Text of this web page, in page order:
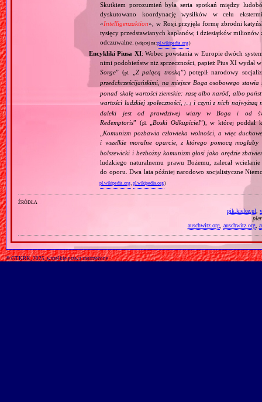
Skutkiem porozumień była seria spotkań między
dyskutowano koordynację wysiłków w celu
«Intelligenzaktion», w Rosji przyjęła formę zbrodni
tysięcy przedstawianych kapłanów, i dziesiątków
odczuwalne. (więcej na:pl.wikipedia.org)
Encykliki Piusa XI: Wobec powstania w Europie dwóch
nimi podobieństw niż sprzeczności, papież Pius XI
Sorge” (pl. Z palącą troską”) potępił narodowy
przedchrześcijańskimi, na miejsce Boga osobowego
ponad skalę wartości ziemskie: rasę albo naród, albo
wartości ludzkiej społeczności,[…] i czyni z nich najwyższą
daleki jest od prawdziwej wiary w Boga i od
Redemptoris” (pl. Boski Odkupiciel”), w której poddał
Komunizm pozbawia człowieka wolności, a więc
i wszelkie moralne oparcie, z którego pomocą
bolszewicki i bezbożny komunizm głosi jako orędzie
ludzkiego naturalnemu prawu Bożemu, zalecał
do oporu. Dwa lata później narodowo socjalistyczne
pl.wikipedia.org,pl.wikipedia.org)
źródła
pik.kielce.pl
auschwitz.org, auschwitz.org,
© GTKRK, 2025, wszelkie prawa zastrzeżone